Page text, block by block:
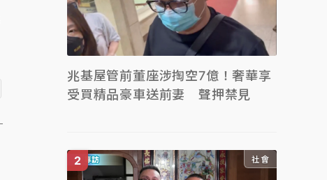
兆基屋管前董座涉掏空7億！奢華享
受買精品豪車送前妻 聲押禁見
社會